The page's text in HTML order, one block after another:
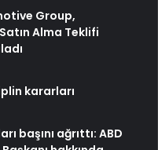
Group,
Alma Teklifi
kararları
başını ağrıttı: ABD